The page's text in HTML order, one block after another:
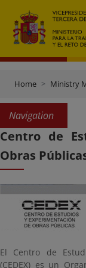
Home Ministry
Navigation
Centro de
Obras
El Centro de
(CEDEX) es un